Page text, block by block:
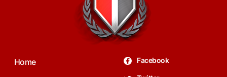
Home Facebook